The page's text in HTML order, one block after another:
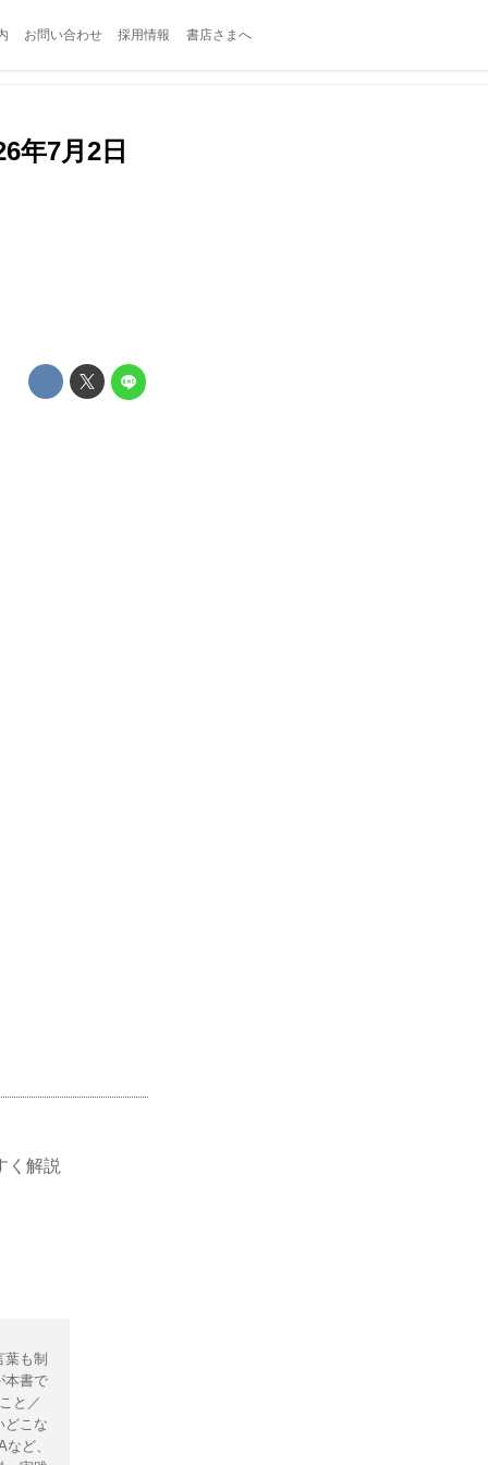
お問い合わせ 採用情報 書店さまへ
年7月2日
く解説
も制
本書で
と／
どこな
ど、